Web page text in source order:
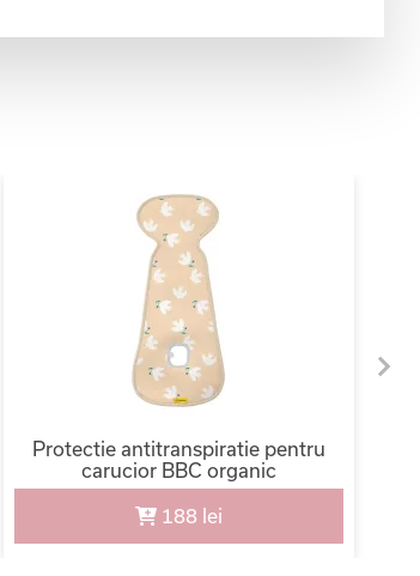
Protectie antitranspiratie pentru
carucior BBC organic
188 lei